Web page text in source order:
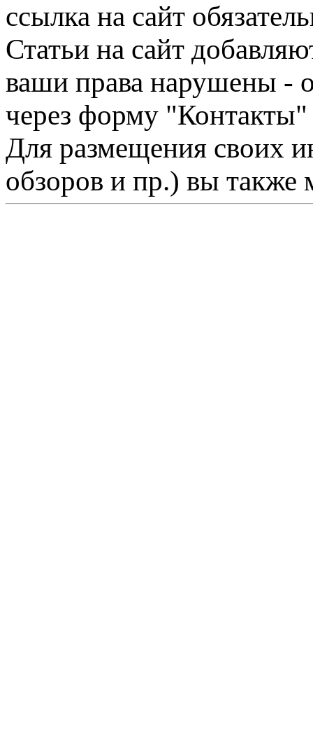
ссылка на сайт
Статьи на сайт
ваши права нарушены -
через форму "Контакты"
Для размещения своих
обзоров и пр.) вы также